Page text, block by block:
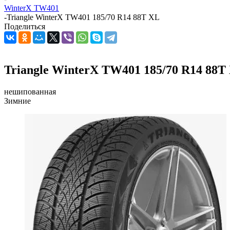
WinterX TW401
-Triangle WinterX TW401 185/70 R14 88T XL
Поделиться
Triangle WinterX TW401 185/70 R14
нешипованная
Зимние